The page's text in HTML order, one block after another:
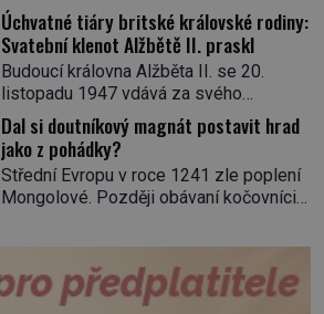
prohlásil o něm jiný významný
francouzský revolucionář, Honoré de
Mirabeau […]
rychle v jedné ze „sandtnerek“.
„Zaplaťpánbůh, že už nemusíme chodit
s lístky,“ povzdechne si směrem ke
služce, kterou má v kuchyni k ruce.
Ještě v prvních letech nové republiky
fungoval kvůli nedostatku zboží
přídělový systém. […]
Úchvatné tiáry britské královské rodiny:
Svatební klenot Alžbětě II. praskl
Budoucí královna Alžběta II. se 20.
listopadu 1947 vdává za svého
vyvoleného Filipa Mountbattena. Aby
měla na obřad ve Westminsteru podle
tradice „něco vypůjčeného“, její matka jí
věnuje jedinečný šperk ze své
soukromé kolekce – diamantovou tiáru
tiára,“ zhodnotil klenot britský politik Sir
Henry Channon (1897–1958), když si […]
Dal si doutníkový magnát postavit hrad
jako z pohádky?
Střední Evropu v roce 1241 zle poplení
Mongolové. Později obávaní kočovníci
jednat. Na další případné řádění barbarů
z východu se chce pečlivě připravit!
Český král Václav I. (1205–1253) přijme